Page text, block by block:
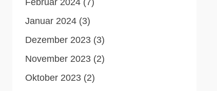
Februar 2024(7)
Januar 2024(3)
Dezember 2023(3)
November 2023(2)
Oktober 2023(2)